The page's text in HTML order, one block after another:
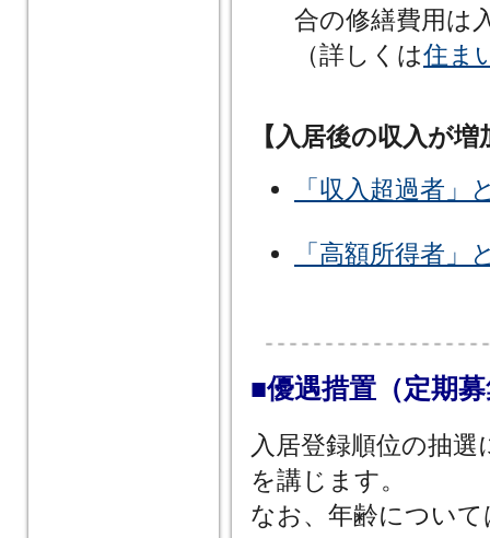
合の修繕費用は
（詳しくは住ま
【入居後の収入が
「収入超過者
「高額所得者
■優遇措置（定期
入居登録順位の抽
を講じます。
なお、年齢につい